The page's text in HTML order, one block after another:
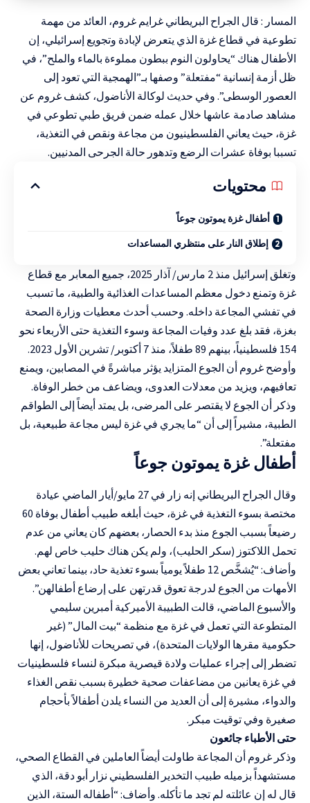
المسار : قال الجراح البريطاني غرايم غروم، العائد من مهمة
تطوعية في قطاع غزة الذي يتعرض لإبادة وتجويع إسرائيلي، إن
الأطفال هناك “يحاولون النوم ببطون مملوءة بالماء والملح”، في
ظل أزمة إنسانية “مفتعلة” وصفها بـ”الهمجية التي تعود إلى
العصور الوسطى”. وفي حديث لوكالة الأناضول، كشف غروم عن
مشاهد صادمة عاشها خلال عمله ضمن فريق طبي تطوعي في
غزة، حيث يعاني الفلسطينيون من مجاعة ونقص في التغذية،
تسببا بوفاة عشرات الرضع وتدهور حالة الجرحى المدنيين.
محتويات
أطفال غزة يموتون جوعاً
إطلاق النار على منتظري المساعدات
وتغلق إسرائيل منذ 2 مارس/ آذار 2025، جميع المعابر مع قطاع
غزة وتمنع دخول معظم المساعدات الغذائية والطبية، ما تسبب
في تفشي المجاعة داخله. وحسب أحدث معطيات وزارة الصحة
بغزة، فقد بلغ عدد وفيات المجاعة وسوء التغذية حتى الأربعاء نحو
154 فلسطينياً، بينهم 89 طفلاً، منذ 7 أكتوبر/ تشرين الأول 2023.
وأوضح غروم أن الجوع المتزايد يؤثر مباشرةً في المصابين، ويمنع
تعافيهم، ويزيد من معدلات العدوى، ويضاعف من خطر الوفاة.
وذكر أن الجوع لا يقتصر على المرضى، بل يمتد أيضاً إلى الطواقم
الطبية، مشيراً إلى أن “ما يجري في غزة ليس مجاعة طبيعية، بل
مفتعلة”.
أطفال غزة يموتون جوعاً
وقال الجراح البريطاني إنه زار في 27 مايو/أيار الماضي عيادة
مختصة بسوء التغذية
في غزة، حيث أبلغه طبيب أطفال بوفاة 60
رضيعاً بسبب الجوع منذ بدء الحصار، بعضهم كان يعاني من عدم
تحمل اللاكتوز (سكر الحليب)، ولم يكن هناك حليب خاص لهم.
وأضاف: “يُشخَّص 12 طفلاً يومياً بسوء تغذية حاد، بينما تعاني بعض
الأمهات من الجوع لدرجة تعوق قدرتهن على إرضاع أطفالهن”.
والأسبوع الماضي، قالت الطبيبة الأميركية أمبرين سليمي
المتطوعة التي تعمل في غزة مع منظمة “بيت المال” (غير
حكومية مقرها الولايات المتحدة)، في تصريحات للأناضول، إنها
تضطر إلى إجراء عمليات ولادة قيصرية مبكرة لنساء فلسطينيات
في غزة يعانين من مضاعفات صحية خطيرة بسبب نقص الغذاء
والدواء، مشيرة إلى أن العديد من النساء يلدن أطفالاً بأحجام
صغيرة وفي توقيت مبكر.
حتى الأطباء جائعون
وذكر غروم أن المجاعة طاولت أيضاً العاملين في القطاع الصحي،
مستشهداً بزميله طبيب التخدير الفلسطيني نزار أبو دقة، الذي
قال له إن عائلته لم تجد ما تأكله. وأضاف: “أطفاله الستة، الذين